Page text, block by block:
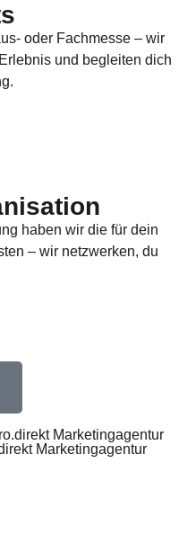
oder Fachmesse – wir
und begleiten dich
haben wir die für dein
– wir netzwerken, du